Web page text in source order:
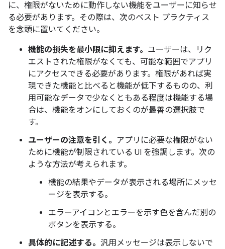
に、権限がないために動作しない機能をユーザーに知らせ
る必要があります。その際は、次のベスト プラクティス
を念頭に置いてください。
機能の損失を最小限に抑えます。 ユーザーは、リク
エストされた権限がなくても、可能な範囲でアプリ
にアクセスできる必要があります。権限があれば実
現できた機能と比べると機能が低下するものの、利
用可能なデータで少なくともある程度は機能する場
合は、機能をオンにしておくのが最善の選択肢で
す。
ユーザーの注意を引く。 アプリに必要な権限がない
ために機能が制限されている UI を強調します。次の
ような方法が考えられます。
機能の結果やデータが表示される場所にメッセ
ージを表示する。
エラーアイコンとエラーを示す色を含んだ別の
ボタンを表示する。
具体的に記述する。 汎用メッセージは表示しないで